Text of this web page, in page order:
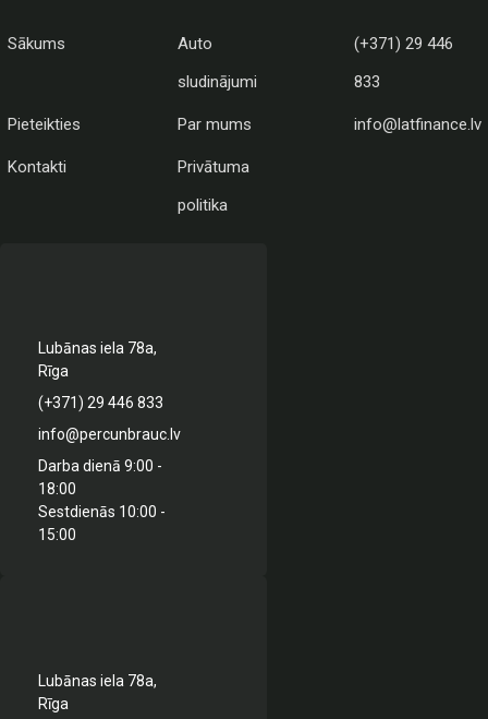
Sākums
Auto
sludinājumi
(+371) 29 446
833
Pieteikties Par mums info@latfinance.lv
Kontakti
Privātuma
politika
Lubānas iela 78a,
Rīga
(+371) 29 446 833
info@percunbrauc.lv
Darba dienā 9:00 -
18:00
Sestdienās 10:00 -
15:00
Lubānas iela 78a,
Rīga